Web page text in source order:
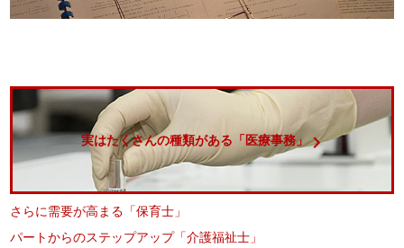
実はたくさんの種類がある「医療事務」
さらに需要が高まる「保育士」
パートからのステップアップ「介護福祉士」